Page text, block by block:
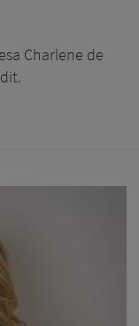
Charlene de